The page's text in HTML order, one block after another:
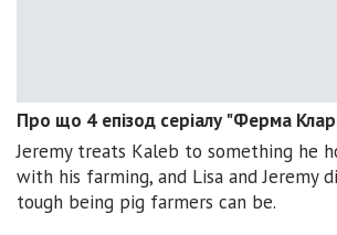
Про що 4 епізод серіалу "Ферма
Jeremy treats Kaleb to something he
with his farming, and Lisa and Jeremy
tough being pig farmers can be.